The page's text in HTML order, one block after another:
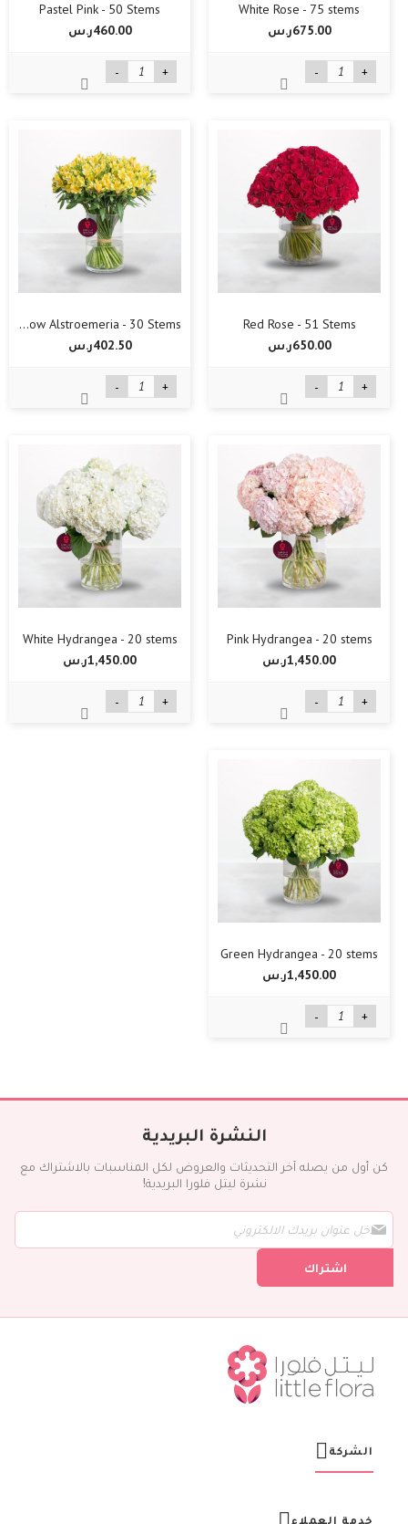
White Rose - 75 stems
675.00ر.س‏
- +
Pastel Pink - 50 Stems
460.00ر.س‏
- +
Red Rose - 51 Stems
650.00ر.س‏
- +
Yellow Alstroemeria - 30 Stems
402.50ر.س‏
- +
Pink Hydrangea - 20 stems
1,450.00ر.س‏
- +
White Hydrangea - 20 stems
1,450.00ر.س‏
- +
Green Hydrangea - 20 stems
1,450.00ر.س‏
- +
النشرة البريدية
كن أول من يصله آخر التحديثات والعروض لكل المناسبات بالاشتراك مع
نشرة ليتل فلورا البريدية!
ل
ش
اشتراك
الشركة
خدمة العملاء